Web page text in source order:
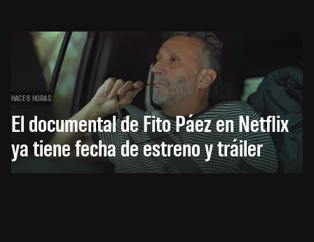
HACE 6 HORAS
El documental de Fito Páez en Netflix
ya tiene fecha de estreno y tráiler